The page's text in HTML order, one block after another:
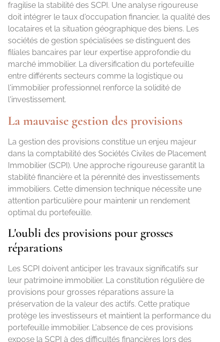
fragilise la stabilité des SCPI. Une analyse rigoureuse
doit intégrer le taux d'occupation financier, la qualité des
locataires et la situation géographique des biens. Les
sociétés de gestion spécialisées se distinguent des
filiales bancaires par leur expertise approfondie du
marché immobilier. La diversification du portefeuille
entre différents secteurs comme la logistique ou
l'immobilier professionnel renforce la solidité de
l'investissement.
La mauvaise gestion des provisions
La gestion des provisions constitue un enjeu majeur
dans la comptabilité des Sociétés Civiles de Placement
Immobilier (SCPI). Une approche rigoureuse garantit la
stabilité financière et la pérennité des investissements
immobiliers. Cette dimension technique nécessite une
attention particulière pour maintenir un rendement
optimal du portefeuille.
L'oubli des provisions pour grosses
réparations
Les SCPI doivent anticiper les travaux significatifs sur
leur patrimoine immobilier. La constitution régulière de
provisions pour grosses réparations assure la
préservation de la valeur des actifs. Cette pratique
protège les investisseurs et maintient la performance du
portefeuille immobilier. L'absence de ces provisions
expose la SCPI à des difficultés financières lors des